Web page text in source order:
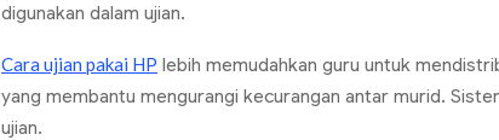
digunakan dalam ujian.
Cara ujian pakai HP lebih memudahkan guru untuk
yang membantu mengurangi kecurangan antar murid.
ujian.